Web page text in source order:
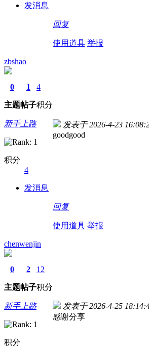
发消息
回复
使用道具 举报
zbshao
0
主题
1
帖子
4
积分
新手上路
积分
4
发消息
发表于 2026-4-23
goodgood
回复
使用道具 举报
chenwenjin
0
主题
2
帖子
12
积分
新手上路
积分
发表于 2026-4-25
感谢分享